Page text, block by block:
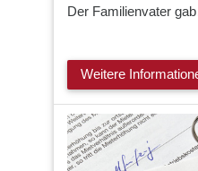
Der Familienvater
Weitere